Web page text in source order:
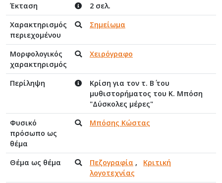
Έκταση
2 σελ.
Χαρακτηρισμός
περιεχομένου
Σημείωμα
Μορφολογικός
χαρακτηρισμός
Χειρόγραφο
Περίληψη
Κρίση για τον τ. Β΄ του
μυθιστορήματος του Κ. Μπόση
"Δύσκολες μέρες"
Φυσικό
πρόσωπο ως
θέμα
Μπόσης Κώστας
Θέμα ως θέμα Πεζογραφία , Κριτική
λογοτεχνίας